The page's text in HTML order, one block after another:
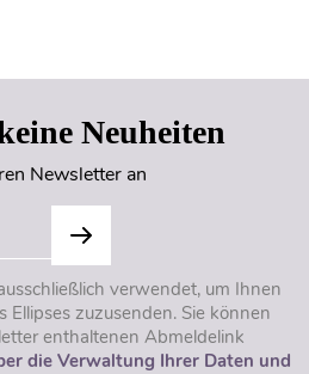
Neuheiten
Newsletter an
verwendet, um Ihnen
zuzusenden. Sie können
enthaltenen Abmeldelink
die Verwaltung Ihrer Daten und